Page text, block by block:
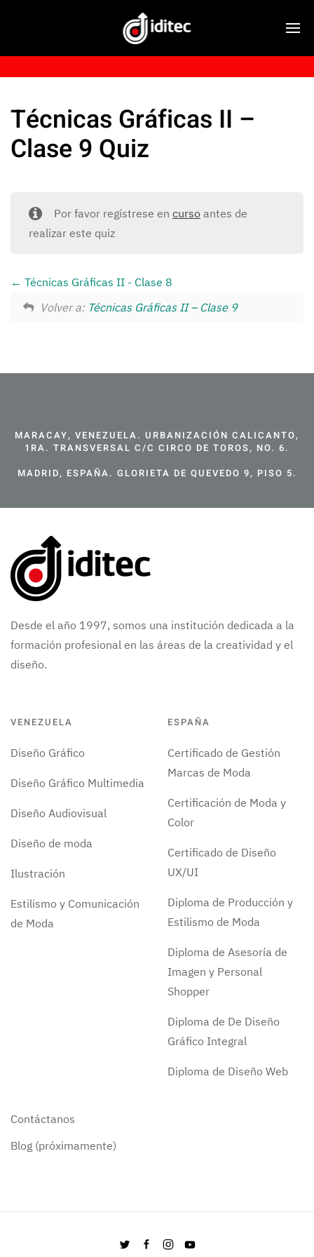
Técnicas Gráficas II –
Clase 9 Quiz
Por favor regístrese en cursoantes de
realizar este quiz
Técnicas Gráficas II - Clase 8
Volver a: Técnicas Gráficas II – Clase 9
MARACAY, VENEZUELA. URBANIZACIÓN CALICANTO,
1RA. TRANSVERSAL C/C CIRCO DE TOROS, NO. 6.
MADRID, ESPAÑA. GLORIETA DE QUEVEDO 9, PISO 5.
Desde el año 1997, somos una institución dedicada a la
formación profesional en las áreas de la creatividad y el
diseño.
VENEZUELA
Diseño Gráfico
Diseño Gráfico Multimedia
Diseño Audiovisual
Diseño de moda
Ilustración
Estilismo y Comunicación
de Moda
ESPAÑA
Certificado de Gestión
Marcas de Moda
Certificación de Moda y
Color
Certificado de Diseño
UX/UI
Diploma de Producción y
Estilismo de Moda
Diploma de Asesoría de
Imagen y Personal
Shopper
Diploma de De Diseño
Gráfico Integral
Diploma de Diseño Web
Contáctanos
Blog (próximamente)